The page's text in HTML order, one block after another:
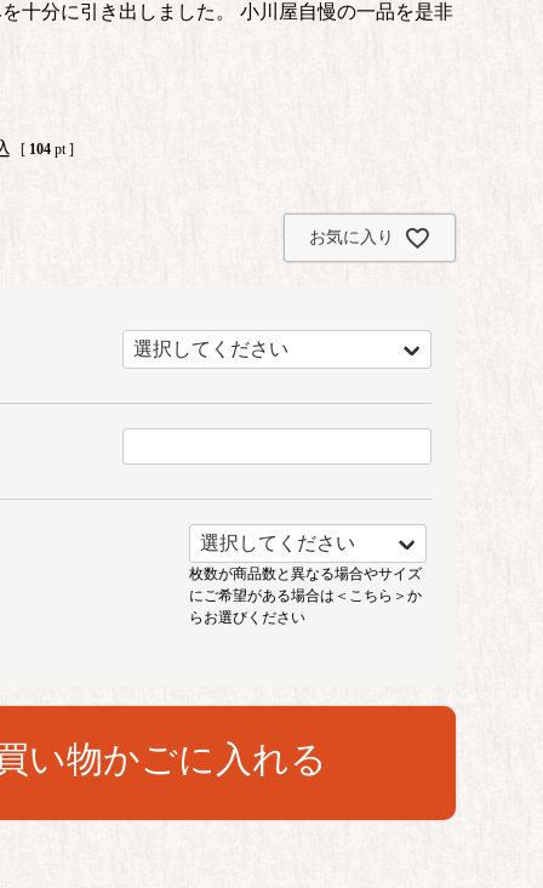
十分に引き出しました。 小川屋自慢の一品を是非
[ 104 pt ]
お気に入り
い物かごに入れる
枚数が商品数と異なる場合やサイズ
にご希望がある場合は ＜こちら＞ か
らお選びください